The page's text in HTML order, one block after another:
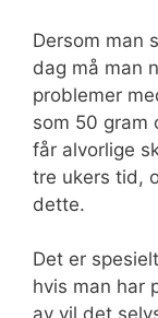
Dersom man
dag må man
problemer
som 50 gram
får alvorlige
tre ukers tid,
dette.
Det er
hvis man har
av vil det